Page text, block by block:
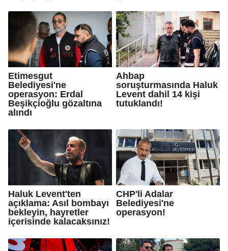
Etimesgut
Belediyesi'ne
operasyon: Erdal
Beşikçioğlu gözaltına
alındı
Ahbap
soruşturmasında Haluk
Levent dahil 14 kişi
tutuklandı!
Haluk Levent'ten
açıklama: Asıl bombayı
bekleyin, hayretler
içerisinde kalacaksınız!
CHP'li Adalar
Belediyesi'ne
operasyon!